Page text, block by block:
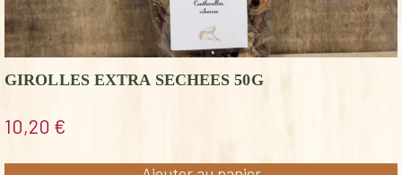
GIROLLES EXTRA SECHEES 50G
10,20 €